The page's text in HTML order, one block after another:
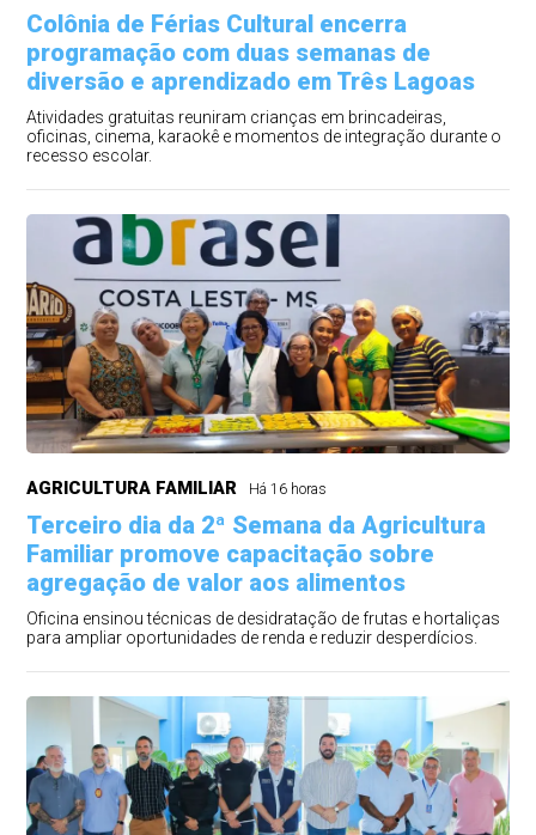
Colônia de Férias Cultural encerra
programação com duas semanas de
diversão e aprendizado em Três Lagoas
Atividades gratuitas reuniram crianças em brincadeiras,
oficinas, cinema, karaokê e momentos de integração durante o
recesso escolar.
AGRICULTURA FAMILIAR Há 16 horas
Terceiro dia da 2ª Semana da Agricultura
Familiar promove capacitação sobre
agregação de valor aos alimentos
Oficina ensinou técnicas de desidratação de frutas e hortaliças
para ampliar oportunidades de renda e reduzir desperdícios.